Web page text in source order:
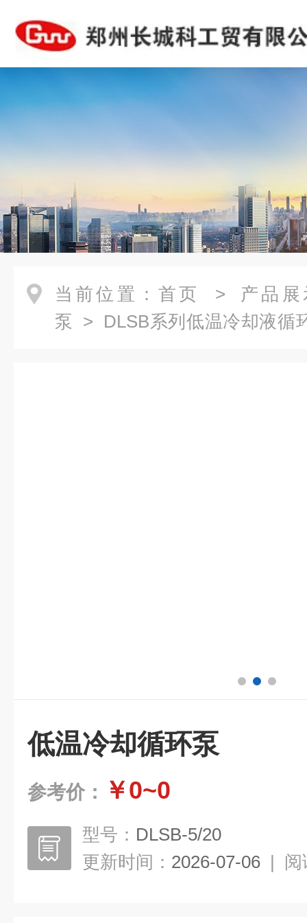
当前位置： 首页 > 产品展
泵 > DLSB系列低温冷却液循
低温冷却循环泵
参考价： ￥0~0
型号： DLSB-5/20
更新时间： 2026-07-06 | 阅